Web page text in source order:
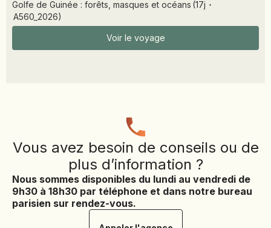
JAPON
LIBÉRIA
MACÉDOINE DU NORD
MADAGASCAR
Golfe de Guinée : forêts, masques et océans (17j ·
A560_2026)
Voir le voyage
Vous avez besoin de conseils ou de
plus d’information ?
Nous sommes disponibles du lundi au vendredi de
9h30 à 18h30 par téléphone et dans notre bureau
parisien sur rendez-vous.